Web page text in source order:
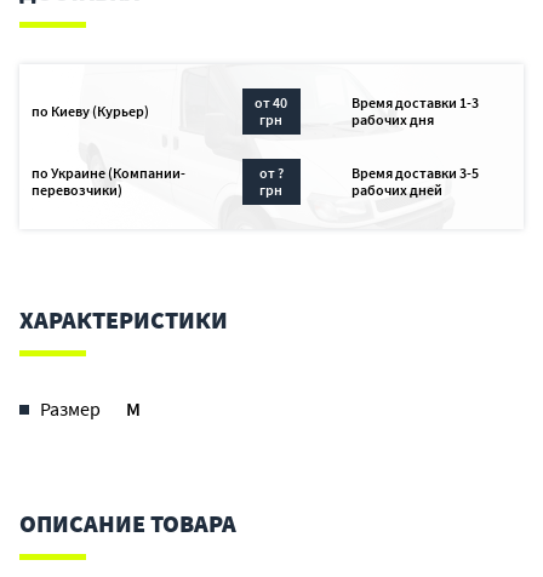
по Киеву (Курьер)
от 40
грн
Время доставки 1-3
рабочих дня
по Украине (Компании-
перевозчики)
от ?
грн
Время доставки 3-5
рабочих дней
ХАРАКТЕРИСТИКИ
Размер M
ОПИСАНИЕ ТОВАРА